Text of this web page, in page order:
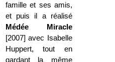
famille et ses amis,
et puis il a réalisé
Médée Miracle
[2007] avec Isabelle
Huppert, tout en
gardant la même